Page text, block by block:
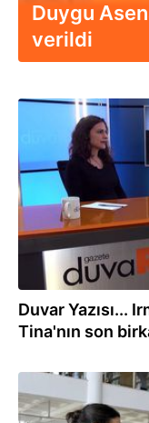
Duygu
verildi
31.12.2019
Duvar Yazısı...
Tina'nın son